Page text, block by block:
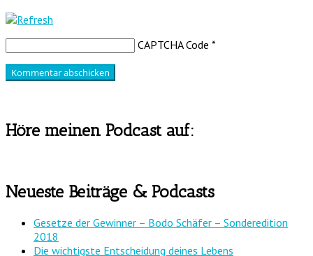
CAPTCHA Code *
Höre meinen Podcast auf:
Neueste Beiträge & Podcasts
Gesetze der Gewinner – Bodo Schäfer – Sonderedition
2018
Die wichtigste Entscheidung deines Lebens